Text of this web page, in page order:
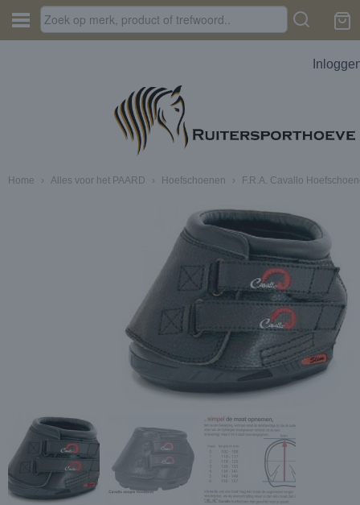
Home › Alles voor het PAARD › Hoefschoenen › F.R.A. Cavallo